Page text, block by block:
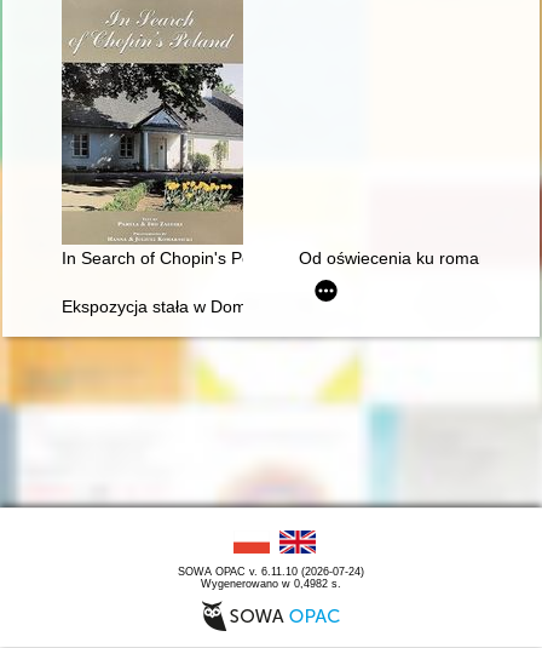
In Search of Chopin's Poland Od oświecenia ku
Ekspozycja stała w Domu Urodzenia Fryderyka Chopina w
SOWA OPAC v. 6.11.10 (2026-07-24)
Wygenerowano w 0,4982 s.